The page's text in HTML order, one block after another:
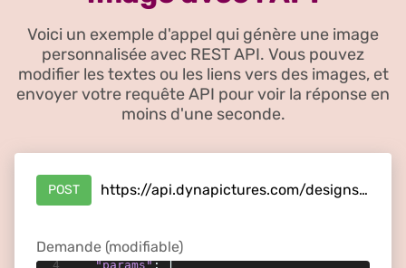
Voici un exemple d'appel qui génère une image
personnalisée avec REST API. Vous pouvez
modifier les textes ou les liens vers des images, et
envoyer votre requête API pour voir la réponse en
moins d'une seconde.
POST https://api.dynapictures.com/designs/{id}
Demande (modifiable)
"format" "jpeg"
3
"metadata": "some text"
4
"params": [